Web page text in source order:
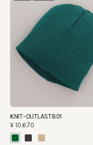
KNIT-OUTLAST801
¥10,670